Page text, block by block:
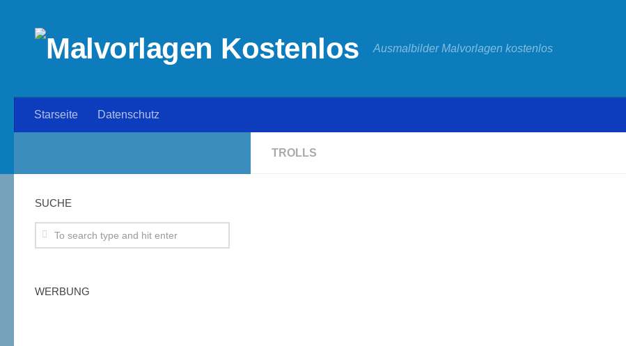
Ausmalbilder Malvorlagen kostenlos
Starseite Datenschutz
TROLLS
SUCHE
WERBUNG